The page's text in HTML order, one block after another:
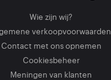
Wie zijn wij?
verkoopvoorwaarden
Contact met ons opnemen
Cookiesbeheer
Meningen van klanten